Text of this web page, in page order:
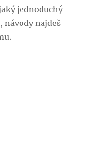
jednoduchý
návody najdeš